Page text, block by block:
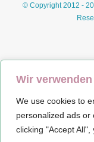
Wir
We use cookies to
personalized ads or
clicking "Accept
© Copyright 2012 -